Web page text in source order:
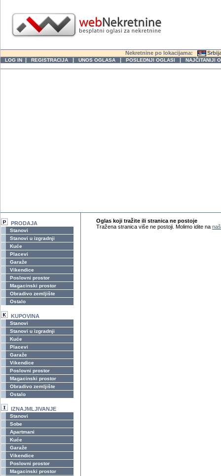
Nekretnine po lokacijama:
LOG IN | REGISTRACIJA | UNOS OGLASA | POSLEDNJI OGLASI | NAJČITANIJI
PRODAJA
Stanovi
Stanovi u izgradnji
Kuće
Placevi
Garaže
Vikendice
Poslovni prostor
Magacinski prostor
Obradivo zemljište
Ostalo
KUPOVINA
Stanovi
Stanovi u izgradnji
Kuće
Placevi
Garaže
Vikendice
Poslovni prostor
Magacinski prostor
Obradivo zemljište
Ostalo
IZNAJMLJIVANJE
Stanovi
Sobe
Apartmani
Kuće
Garaže
Vikendice
Poslovni prostor
Magacinski prostor
Oglas koji tražite ili stranica ne postoje
Tražena stranica više ne postoji. Molimo idite na